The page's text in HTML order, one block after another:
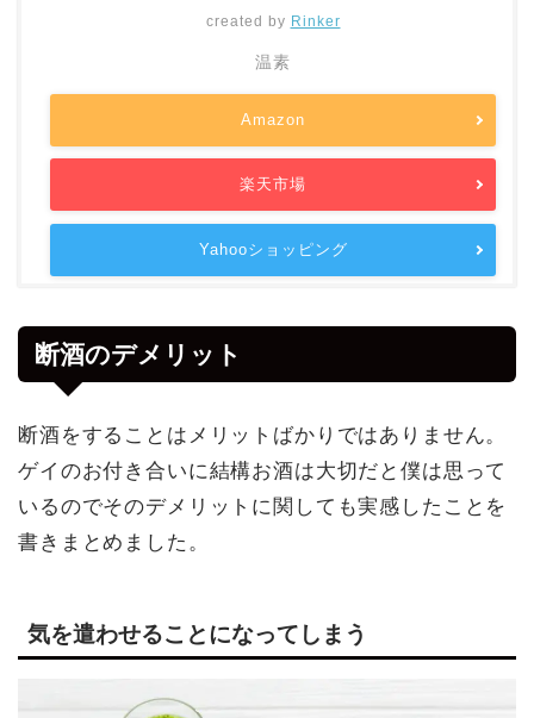
created by Rinker
温素
Amazon
楽天市場
Yahooショッピング
断酒のデメリット
断酒をすることはメリットばかりではありません。
ゲイのお付き合いに結構お酒は大切だと僕は思って
いるのでそのデメリットに関しても実感したことを
書きまとめました。
気を遣わせることになってしまう